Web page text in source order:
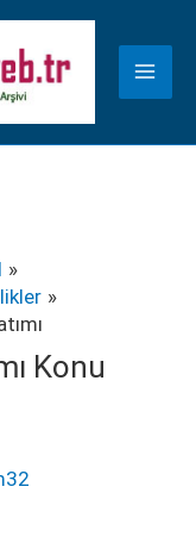
Konu